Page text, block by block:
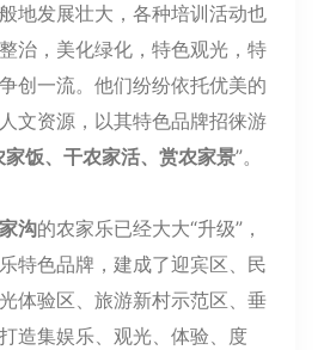
地发展壮大，各种培训活动也
治，美化绿化，特色观光，特
创一流。他们纷纷依托优美的
文资源，以其特色品牌招徕游
饭、干农家活、赏农家景”。
沟的农家乐已经大大“升级”，
特色品牌，建成了迎宾区、民
体验区、旅游新村示范区、垂
造集娱乐、观光、体验、度